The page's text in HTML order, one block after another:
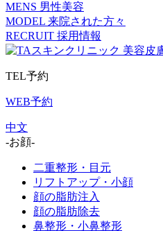
MENS 男性美容
MODEL 来院された方々
RECRUIT 採用情報
TEL予約
WEB予約
中文
-お顔-
二重整形・目元
リフトアップ・小顔
顔の脂肪注入
顔の脂肪除去
鼻整形・小鼻整形